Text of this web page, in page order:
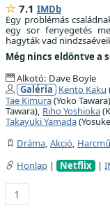
7.1 IMDb
Egy problémás
egy sor fenyegetés
hagyták vad
Még nincs eldöntve a
Alkotó: Dave Boyle
Galéria Kento Kaku
Tae Kimura(Yoko
Tawara), Riho Yoshioka
Takayuki Yamada
Dráma, Akció,
Honlap | Netflix |
1